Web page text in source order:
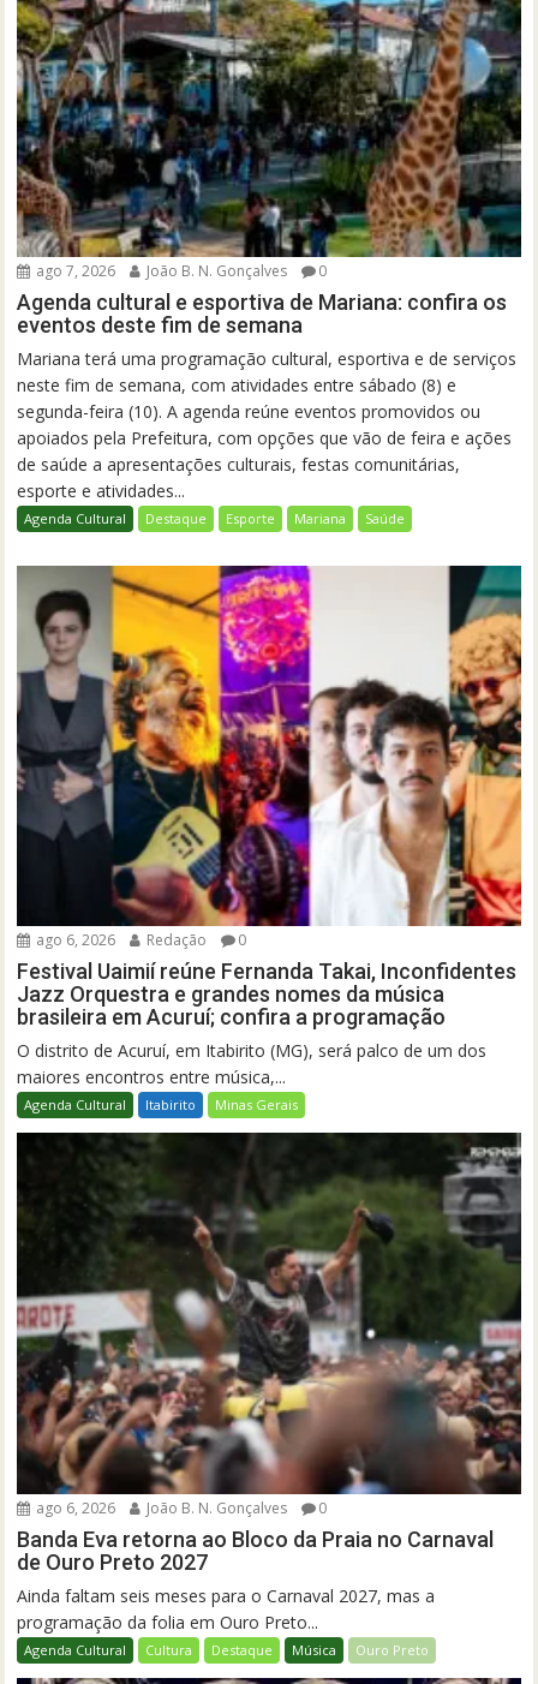
ago 7, 2026 João B. N. Gonçalves 0
Agenda cultural e esportiva de Mariana: confira os
eventos deste fim de semana
Mariana terá uma programação cultural, esportiva e de serviços
neste fim de semana, com atividades entre sábado (8) e
segunda-feira (10). A agenda reúne eventos promovidos ou
apoiados pela Prefeitura, com opções que vão de feira e ações
de saúde a apresentações culturais, festas comunitárias,
esporte e atividades...
Agenda Cultural Destaque Esporte Mariana Saúde
ago 6, 2026 Redação 0
Festival Uaimií reúne Fernanda Takai, Inconfidentes
Jazz Orquestra e grandes nomes da música
brasileira em Acuruí; confira a programação
O distrito de Acuruí, em Itabirito (MG), será palco de um dos
maiores encontros entre música,...
Agenda Cultural Itabirito Minas Gerais
ago 6, 2026 João B. N. Gonçalves 0
Banda Eva retorna ao Bloco da Praia no Carnaval
de Ouro Preto 2027
Ainda faltam seis meses para o Carnaval 2027, mas a
programação da folia em Ouro Preto...
Agenda Cultural Cultura Destaque Música Ouro Preto